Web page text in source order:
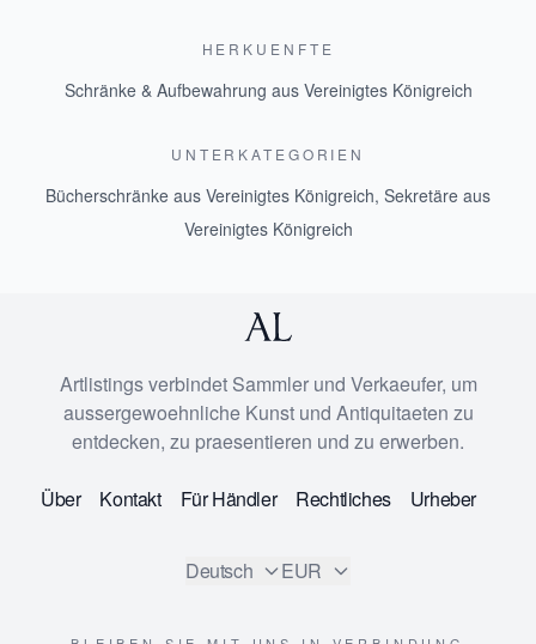
HERKUENFTE
Schränke & Aufbewahrung aus Vereinigtes Königreich
UNTERKATEGORIEN
Bücherschränke aus Vereinigtes Königreich, Sekretäre aus
Vereinigtes Königreich
Artlistings verbindet Sammler und Verkaeufer, um
aussergewoehnliche Kunst und Antiquitaeten zu
entdecken, zu praesentieren und zu erwerben.
Über Kontakt Für Händler Rechtliches Urheber
Deutsch EUR